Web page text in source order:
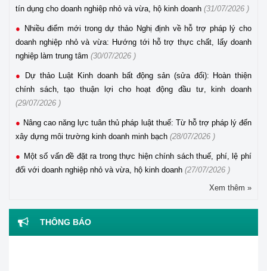
tín dụng cho doanh nghiệp nhỏ và vừa, hộ kinh doanh (31/07/2026 )
Nhiều điểm mới trong dự thảo Nghị định về hỗ trợ pháp lý cho
doanh nghiệp nhỏ và vừa: Hướng tới hỗ trợ thực chất, lấy doanh
nghiệp làm trung tâm (30/07/2026 )
Dự thảo Luật Kinh doanh bất động sản (sửa đổi): Hoàn thiện
chính sách, tạo thuận lợi cho hoạt động đầu tư, kinh doanh
(29/07/2026 )
Nâng cao năng lực tuân thủ pháp luật thuế: Từ hỗ trợ pháp lý đến
xây dựng môi trường kinh doanh minh bạch (28/07/2026 )
Một số vấn đề đặt ra trong thực hiện chính sách thuế, phí, lệ phí
đối với doanh nghiệp nhỏ và vừa, hộ kinh doanh (27/07/2026 )
Xem thêm »
THÔNG BÁO